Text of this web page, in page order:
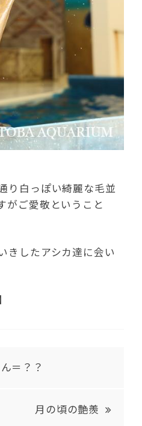
り白っぽい綺麗な毛並
がご愛敬ということ
きしたアシカ達に会い
＝？？
月の頃の艶羨